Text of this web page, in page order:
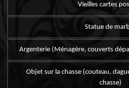
Vieilles cartes
Statue de
Argenterie (Ménagère, couverts
Objet sur la chasse (couteau,
chasse)